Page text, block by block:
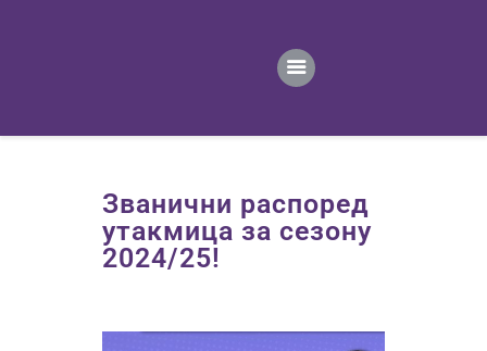
ПРОДАВНИЦА
КОНТАКТ
Званични распоред
утакмица за сезону
2024/25!